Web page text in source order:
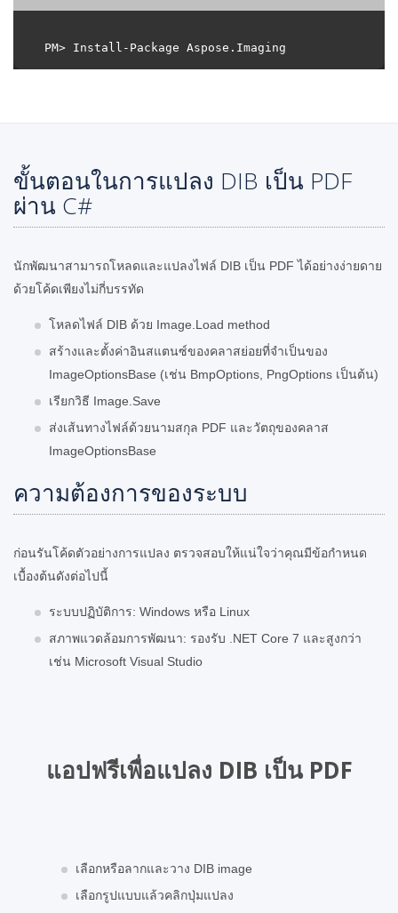
ขั้นตอนในการแปลง DIB เป็น PDF
ผ่าน C#
นักพัฒนาสามารถโหลดและแปลงไฟล์ DIB เป็น PDF ได้อย่างง่ายดาย
ด้วยโค้ดเพียงไม่กี่บรรทัด
โหลดไฟล์ DIB ด้วย Image.Load method
สร้างและตั้งค่าอินสแตนซ์ของคลาสย่อยที่จำเป็นของ
ImageOptionsBase (เช่น BmpOptions, PngOptions เป็นต้น)
เรียกวิธี Image.Save
ส่งเส้นทางไฟล์ด้วยนามสกุล PDF และวัตถุของคลาส
ImageOptionsBase
ความต้องการของระบบ
ก่อนรันโค้ดตัวอย่างการแปลง ตรวจสอบให้แน่ใจว่าคุณมีข้อกำหนด
เบื้องต้นดังต่อไปนี้
ระบบปฏิบัติการ: Windows หรือ Linux
สภาพแวดล้อมการพัฒนา: รองรับ .NET Core 7 และสูงกว่า
เช่น Microsoft Visual Studio
แอปฟรีเพื่อแปลง DIB เป็น PDF
เลือกหรือลากและวาง DIB image
เลือกรูปแบบแล้วคลิกปุ่มแปลง